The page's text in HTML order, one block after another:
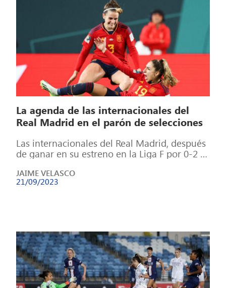
La agenda de las internacionales del
Real Madrid en el parón de selecciones
Las internacionales del Real Madrid, después
de ganar en su estreno en la Liga F por 0-2 al
JAIME VELASCO
21/09/2023